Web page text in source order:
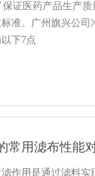
保证医药产品生产
准。广州旗兴公
下7点
常用滤布性能
作用是通过滤料